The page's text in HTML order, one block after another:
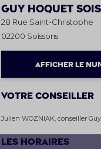
Guy Hoquet
28 Rue Saint-Christophe
02200 Soissons
AFFICHER LE
Votre conseiller
Julien WOZNIAK, conseiller
Les horaires